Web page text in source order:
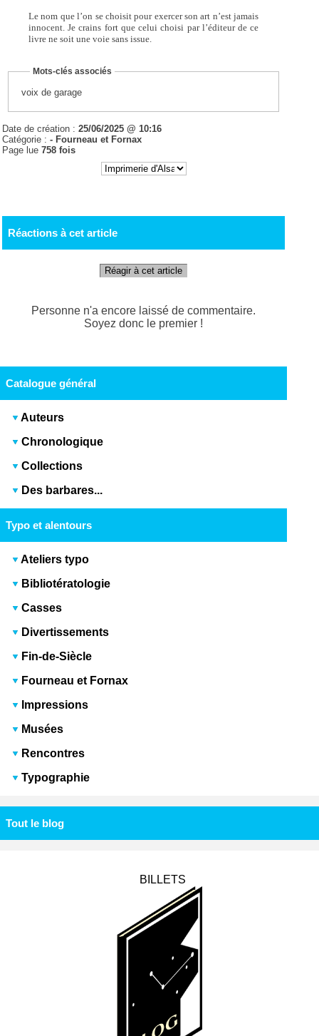
Le nom que l’on se choisit pour exercer son art n’est jamais
innocent. Je crains fort que celui choisi par l’éditeur de ce
livre ne soit une voie sans issue.
Mots-clés associés
voix de garage
Date de création :25/06/2025 @ 10:16
Catégorie :- Fourneau et Fornax
Page lue758 fois
Réactions à cet article
Réagir à cet article
Personne n'a encore laissé de commentaire.
Soyez donc le premier !
Catalogue général
Auteurs
Chronologique
Collections
Des barbares...
Typo et alentours
Ateliers typo
Bibliotératologie
Casses
Divertissements
Fin-de-Siècle
Fourneau et Fornax
Impressions
Musées
Rencontres
Typographie
Tout le blog
BILLETS